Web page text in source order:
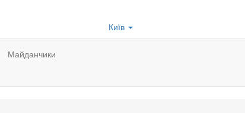
Київ
Майданчики